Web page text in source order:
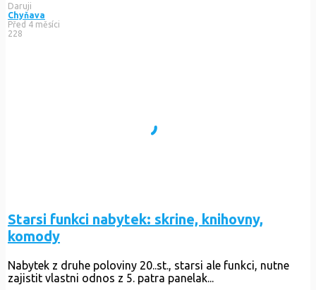
Daruji
Chyňava
Před 4 měsíci
228
Starsi funkci nabytek: skrine, knihovny,
komody
Nabytek z druhe poloviny 20..st., starsi ale funkci, nutne
zajistit vlastni odnos z 5. patra panelak...